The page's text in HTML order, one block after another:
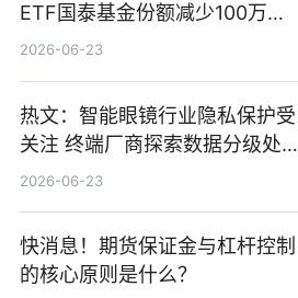
ETF国泰基金份额减少100万
份，重仓股紫金矿业、洛阳钼
2026-06-23
热文：智能眼镜行业隐私保护受
关注 终端厂商探索数据分级处理
等方案
2026-06-23
快消息！期货保证金与杠杆控制
的核心原则是什么？